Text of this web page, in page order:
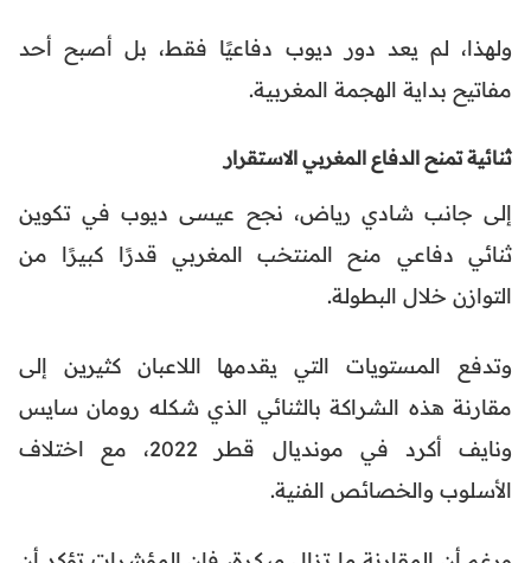
ولهذا، لم يعد دور ديوب دفاعيًا فقط، بل أصبح أحد
مفاتيح بداية الهجمة المغربية.
ثنائية تمنح الدفاع المغربي الاستقرار
إلى جانب شادي رياض، نجح عيسى ديوب في تكوين
ثنائي دفاعي منح المنتخب المغربي قدرًا كبيرًا من
التوازن خلال البطولة.
وتدفع المستويات التي يقدمها اللاعبان كثيرين إلى
مقارنة هذه الشراكة بالثنائي الذي شكله رومان سايس
ونايف أكرد في مونديال قطر 2022، مع اختلاف
الأسلوب والخصائص الفنية.